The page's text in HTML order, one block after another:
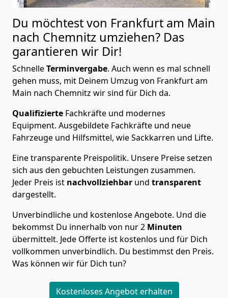
Du möchtest von Frankfurt am Main
nach Chemnitz umziehen? Das
garantieren wir Dir!
SchnelleTerminvergabe. Auch wenn es mal schnell
gehen muss, mit Deinem Umzug von Frankfurt am
Main nach Chemnitz wir sind für Dich da.
Qualifizierte Fachkräfte und modernes
Equipment. Ausgebildete Fachkräfte und neue
Fahrzeuge und Hilfsmittel, wie Sackkarren und Lifte.
Eine transparente Preispolitik. Unsere Preise setzen
sich aus den gebuchten Leistungen zusammen.
Jeder Preis ist nachvollziehbar und transparent
dargestellt.
Unverbindliche und kostenlose Angebote. Und die
bekommst Du innerhalb von nur2 Minuten
übermittelt. Jede Offerte ist kostenlos und für Dich
vollkommen unverbindlich. Du bestimmst den Preis.
Was können wir für Dich tun?
Kostenloses Angebot erhalten